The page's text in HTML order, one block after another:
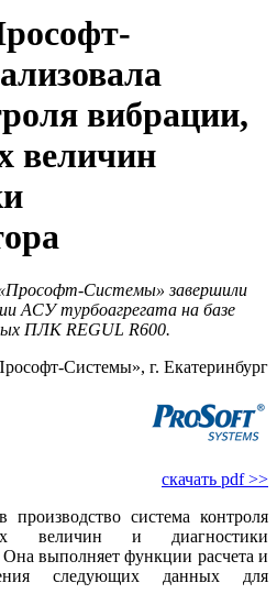
вибрации,
величин
Системы» завершили
АСУ турбоагрегата на базе
ПЛК REGUL R600.
Системы», г. Екатеринбург
скачать pdf >>
система контроля
величин и диагностики
выполняет функции расчета и
следующих данных для